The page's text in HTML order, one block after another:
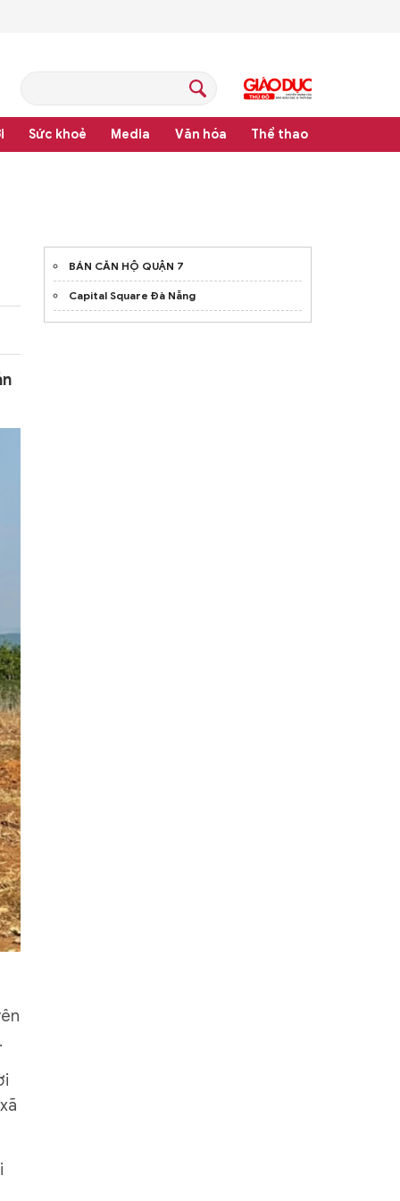
Sức khoẻ Media Văn hóa Thể thao
BÁN CĂN HỘ QUẬN 7
Capital Square Đà Nẵng